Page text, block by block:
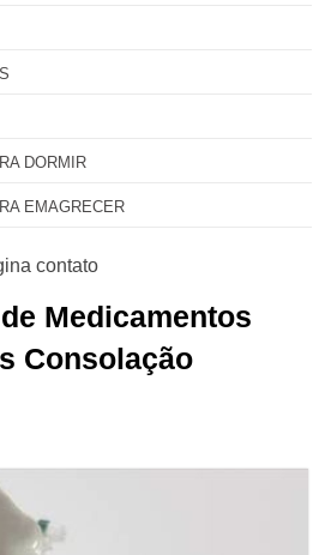
DORMIR
EMAGRECER
Medicamentos
Consolação